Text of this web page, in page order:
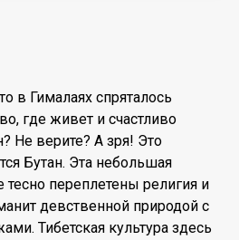
в Гималаях спряталось
где живет и счастливо
Не верите? А зря! Это
Бутан. Эта небольшая
тесно переплетены религия и
девственной природой с
Тибетская культура здесь